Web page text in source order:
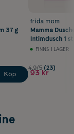
37 g
Köp
frida mom
Mamma
Intimdusch 1 st
FINNS I LAGER
4.9/5 (23)
93 kr